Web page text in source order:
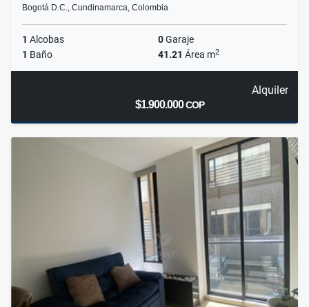
Bogotá D.C., Cundinamarca, Colombia
1 Alcobas 0Garaje
1 Baño 41.21 Área m2
Alquiler
$1.900.000COP